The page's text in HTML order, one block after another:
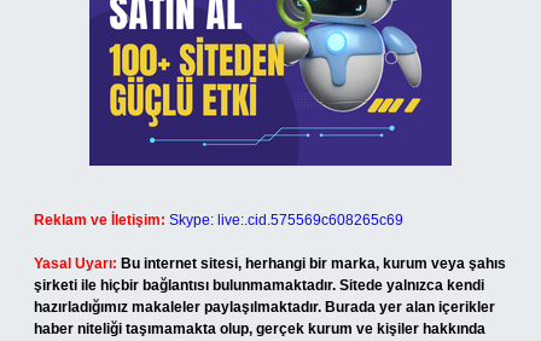
Reklam ve İletişim: Skype: live:.cid.575569c608265c69
Yasal Uyarı: Bu internet sitesi, herhangi bir marka, kurum veya şahıs
şirketi ile hiçbir bağlantısı bulunmamaktadır. Sitede yalnızca kendi
hazırladığımız makaleler paylaşılmaktadır. Burada yer alan içerikler
haber niteliği taşımamakta olup, gerçek kurum ve kişiler hakkında